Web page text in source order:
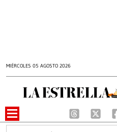
MIÉRCOLES 05 AGOSTO 2026